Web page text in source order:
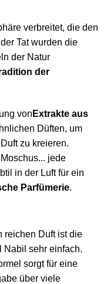
verbreitet, die den
der Tat wurden die
der Natur
der
von Extrakte aus
Düften, um
zu kreieren.
jede
in der Luft für ein
Parfümerie.
reichen Duft ist die
Nabil sehr einfach.
sorgt für eine
über viele